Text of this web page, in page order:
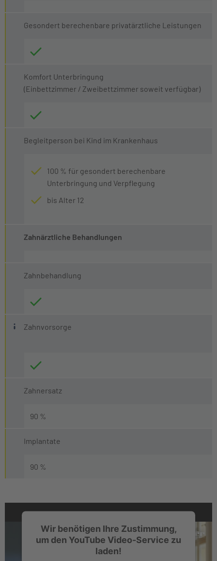
Gesondert berechenbare privatärztliche Leistungen
Komfort Unterbringung
(Einbettzimmer / Zweibettzimmer soweit verfügbar)
Begleitperson bei Kind im Krankenhaus
100 % für gesondert berechenbare
Unterbringung und Verpflegung
bis Alter 12
Zahnärztliche Behandlungen
Zahnbehandlung
Vorsorge und PZR
Zahnvorsorge
Zahnersatz
90 %
Implantate
90 %
Wir benötigen Ihre Zustimmung,
um den YouTube Video-Service zu
laden!